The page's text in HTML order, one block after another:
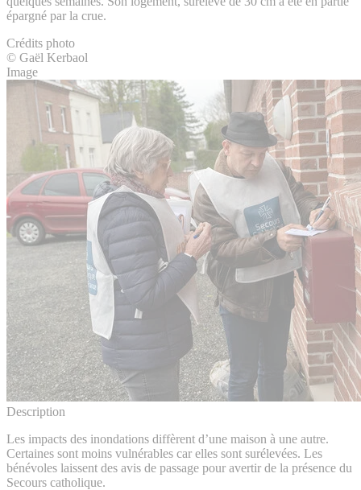
épargné par la crue.
Crédits photo
© Gaël Kerbaol
Image
Description
Les impacts des inondations diffèrent d’une maison à une autre.
Certaines sont moins vulnérables car elles sont surélevées. Les
bénévoles laissent des avis de passage pour avertir de la présence du
Secours catholique.